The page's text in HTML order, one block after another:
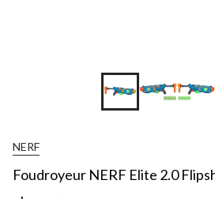
NERF
Foudroyeur NERF Elite 2.0